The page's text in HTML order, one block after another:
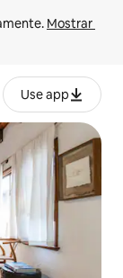
Mostrar
Use app